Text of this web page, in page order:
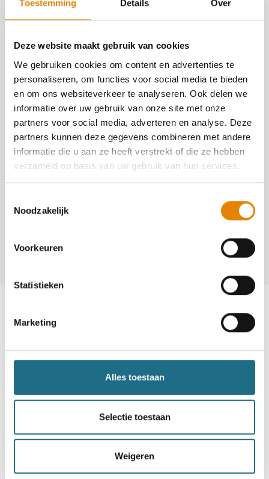
Toestemming Details Over
Deze website maakt gebruik van cookies
We gebruiken cookies om content en advertenties te
personaliseren, om functies voor social media te bieden
en om ons websiteverkeer te analyseren. Ook delen we
informatie over uw gebruik van onze site met onze
partners voor social media, adverteren en analyse. Deze
partners kunnen deze gegevens combineren met andere
informatie die u aan ze heeft verstrekt of die ze hebben
verzameld op basis van uw gebruik van hun services.
Noodzakelijk
Voorkeuren
Statistieken
Marketing
Alles toestaan
Selectie toestaan
Weigeren
Aantal punten: 2
Georganiseerd door
100 km van Ieper vzw
5194
http://www.100km.be
https://www.facebook.com/100KmVanIeper
Thierry Buseyne
Word lid en maak kans op een